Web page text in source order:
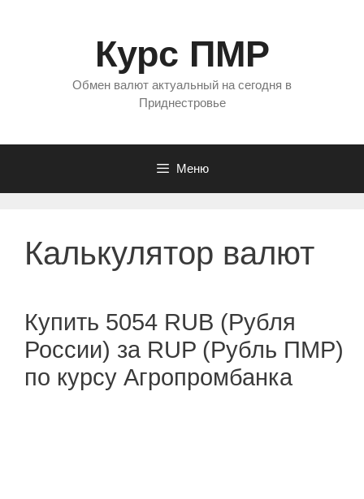
Курс ПМР
Обмен валют актуальный на сегодня в
Приднестровье
Меню
Калькулятор валют
Купить 5054 RUB (Рубля
России) за RUP (Рубль ПМР)
по курсу Агропромбанка